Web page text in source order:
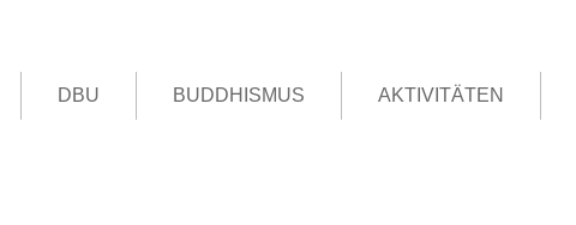
DBU BUDDHISMUS AKTIVITÄTEN